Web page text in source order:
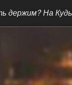
держим? На